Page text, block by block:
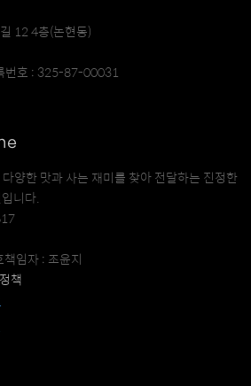
12 4층(논현동)
번호 : 325-87-00031
양한 맛과 사는 재미를 찾아 전달하는 진정한
니다.
임자 : 조윤지
책